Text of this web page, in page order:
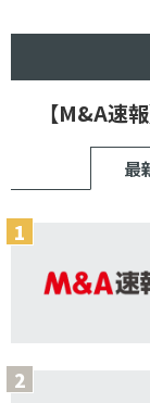
【M&A速
最